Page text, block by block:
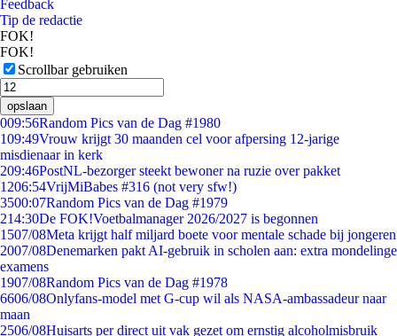
Feedback
Tip de redactie
FOK!
FOK!
Scrollbar gebruiken
opslaan
009:56Random Pics van de Dag #1980
109:49Vrouw krijgt 30 maanden cel voor afpersing 12-jarige
misdienaar in kerk
209:46PostNL-bezorger steekt bewoner na ruzie over pakket
1206:54VrijMiBabes #316 (not very sfw!)
3500:07Random Pics van de Dag #1979
214:30De FOK!Voetbalmanager 2026/2027 is begonnen
1507/08Meta krijgt half miljard boete voor mentale schade bij jongeren
2007/08Denemarken pakt AI-gebruik in scholen aan: extra mondelinge
examens
1907/08Random Pics van de Dag #1978
6606/08Onlyfans-model met G-cup wil als NASA-ambassadeur naar
maan
2506/08Huisarts per direct uit vak gezet om ernstig alcoholmisbruik